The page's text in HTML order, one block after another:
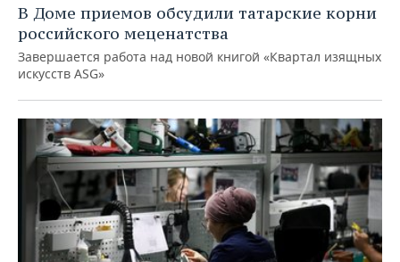
В Доме приемов обсудили татарские корни
российского меценатства
Завершается работа над новой книгой «Квартал изящных
искусств ASG»